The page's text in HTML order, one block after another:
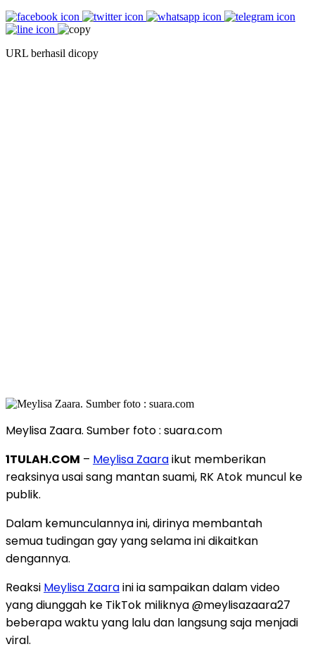
URL berhasil dicopy
Meylisa Zaara. Sumber foto : suara.com
1TULAH.COM – Meylisa Zaaraikut memberikan
reaksinya usai sang mantan suami, RK Atok muncul ke
publik.
Dalam kemunculannya ini, dirinya membantah
semua tudingan gay yang selama ini dikaitkan
dengannya.
Reaksi Meylisa Zaaraini ia sampaikan dalam video
yang diunggah ke TikTok miliknya @meylisazaara27
beberapa waktu yang lalu dan langsung saja menjadi
viral.